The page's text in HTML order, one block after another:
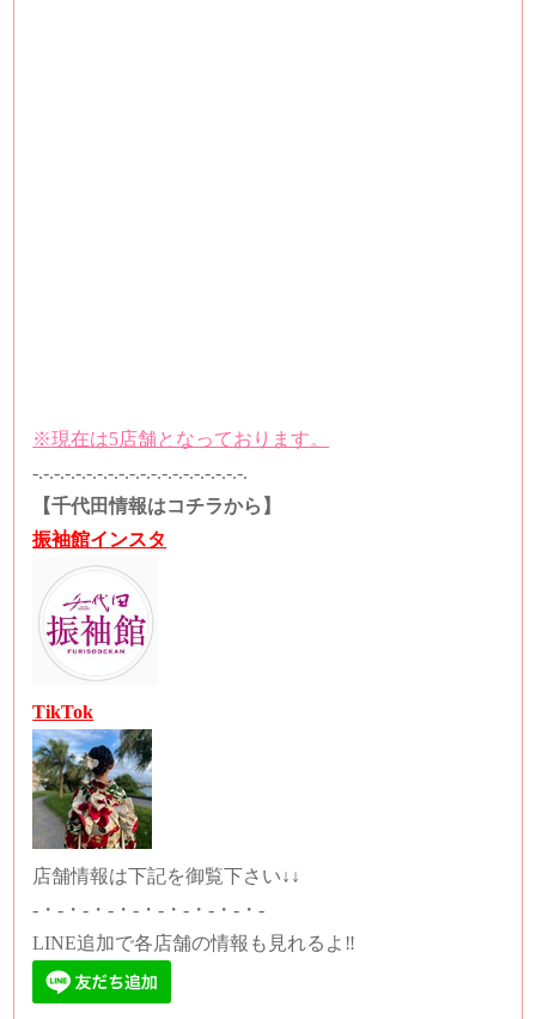
※現在は5店舗となっております。
-.-.-.-.-.-.-.-.-.-.-.-.-.-.-.-.-.-.-.-.
【千代田情報はコチラから】
振袖館インスタ
TikTok
店舗情報は下記を御覧下さい↓↓
-・-・-・-・-・-・-・-・-・-
LINE追加で各店舗の情報も見れるよ‼️